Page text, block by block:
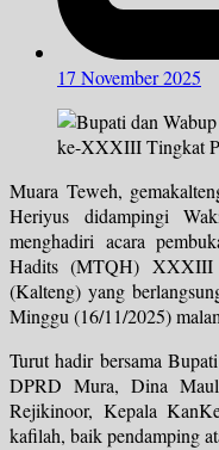
17 November 2025
Muara Teweh,
Heriyus didampingi
menghadiri acara
Hadits (MTQH) XXXIII
(Kalteng) yang
Minggu (16/11/2025)
Turut hadir bersama
DPRD Mura, Dina
Rejikinoor, Kepala
kafilah, baik pendamping